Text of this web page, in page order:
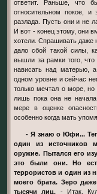
ответит. Раньше, что
относительном покое, и
разлада. Пусть они и не
И вот - конец этому, они
хотели. Спрашивать даже
дало сбой такой силы,
вышли за рамки того,
нависать над матерью,
одном уровне и сейчас
только мечтал о море,
лишь пока она не
мере в оценке
особенно когда мать
- Я знаю о Юфи...
один из источников
оружие. Пытался его
это были они. Но
террористов и один из
моего брата. Зеро
тысячи лиц. - Итак,